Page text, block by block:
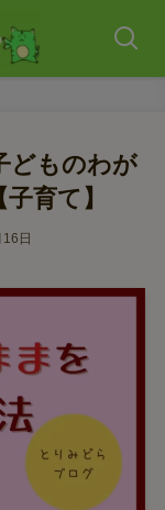
どものわが
育て】
日